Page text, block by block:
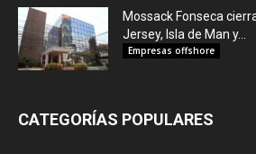
Mossack Fonseca
Jersey, Isla de Man y...
Empresas offshore
CATEGORÍAS POPULARES